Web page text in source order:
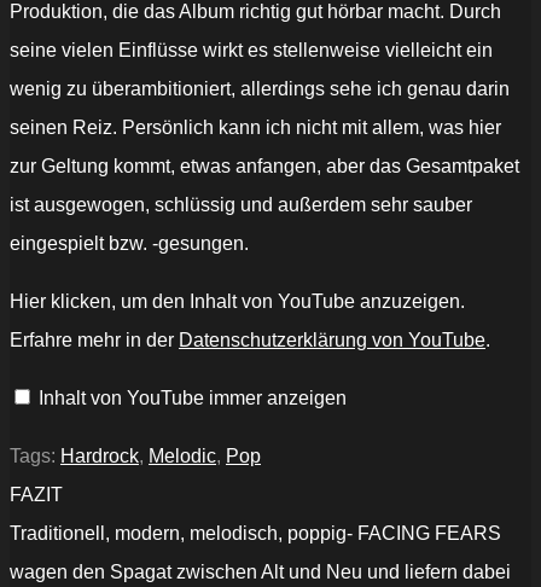
Produktion, die das Album richtig gut hörbar macht. Durch
seine vielen Einflüsse wirkt es stellenweise vielleicht ein
wenig zu überambitioniert, allerdings sehe ich genau darin
seinen Reiz. Persönlich kann ich nicht mit allem, was hier
zur Geltung kommt, etwas anfangen, aber das Gesamtpaket
ist ausgewogen, schlüssig und außerdem sehr sauber
eingespielt bzw. -gesungen.
„Facing
Fears
"Bridges
(7hard/7us)“
anzeigen
Hier klicken, um den Inhalt von YouTube anzuzeigen.
Erfahre mehr in der Datenschutzerklärung von YouTube.
Inhalt von YouTube immer anzeigen
Tags: Hardrock, Melodic, Pop
FAZIT
Traditionell, modern, melodisch, poppig- FACING FEARS
wagen den Spagat zwischen Alt und Neu und liefern dabei